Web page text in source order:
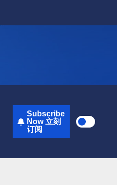
Subscribe
Now 立刻
订阅